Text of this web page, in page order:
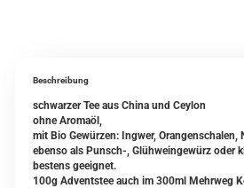
Beschreibung
schwarzer Tee aus China und Ceylon
ohne Aromaöl,
mit Bio Gewürzen: Ingwer, Orangenschalen,
ebenso als Punsch-, Glühweingewürz oder
bestens geeignet.
100g Adventstee auch im 300ml Mehrweg